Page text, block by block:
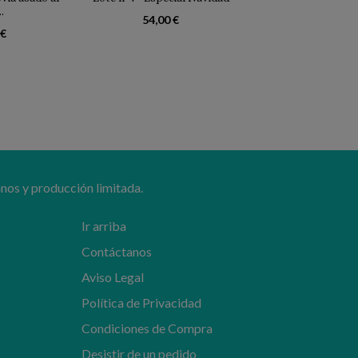
54,00 €
y producción limitada.
Ir arriba
Contáctanos
Aviso Legal
Política de Privacidad
Condiciones de Compra
Desistir de un pedido